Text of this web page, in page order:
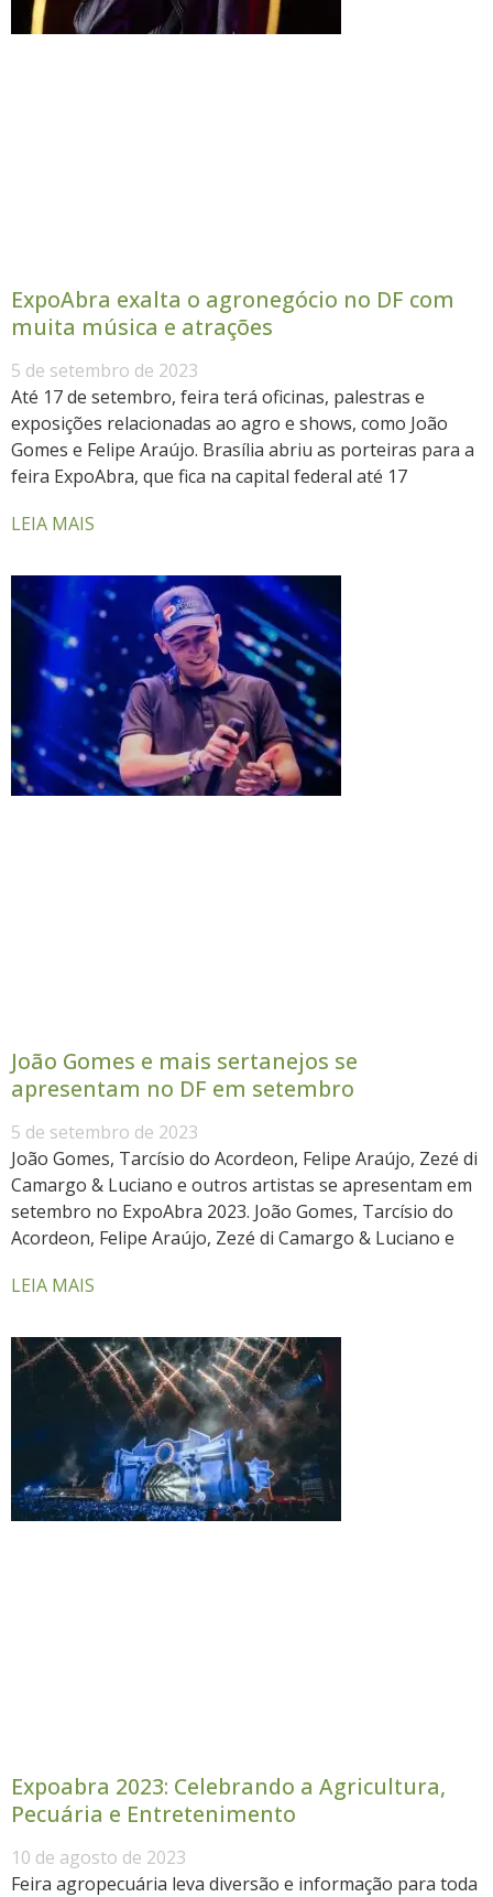
ExpoAbra exalta o agronegócio no DF com
muita música e atrações
5 de setembro de 2023
Até 17 de setembro, feira terá oficinas, palestras e
exposições relacionadas ao agro e shows, como João
Gomes e Felipe Araújo. Brasília abriu as porteiras para a
feira ExpoAbra, que fica na capital federal até 17
LEIA MAIS
João Gomes e mais sertanejos se
apresentam no DF em setembro
5 de setembro de 2023
João Gomes, Tarcísio do Acordeon, Felipe Araújo, Zezé di
Camargo & Luciano e outros artistas se apresentam em
setembro no ExpoAbra 2023. João Gomes, Tarcísio do
Acordeon, Felipe Araújo, Zezé di Camargo & Luciano e
LEIA MAIS
Expoabra 2023: Celebrando a Agricultura,
Pecuária e Entretenimento
10 de agosto de 2023
Feira agropecuária leva diversão e informação para toda